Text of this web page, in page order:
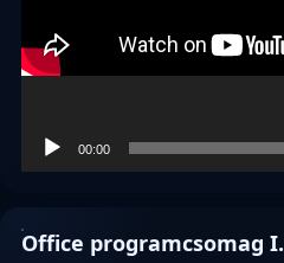
00:00
Office programcsomag I.